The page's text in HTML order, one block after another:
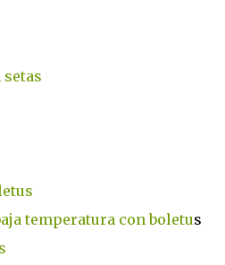
setas
temperatura con boletus